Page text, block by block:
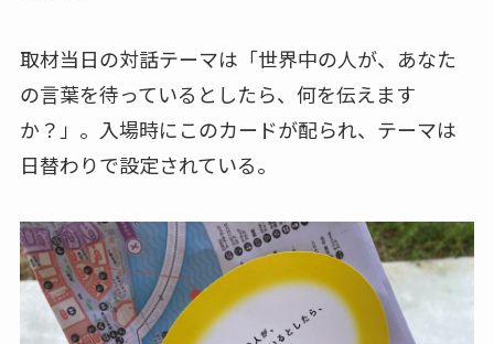
取材当日の対話テーマは「世界中の人が、あなた
の言葉を待っているとしたら、何を伝えます
か？」。入場時にこのカードが配られ、テーマは
日替わりで設定されている。